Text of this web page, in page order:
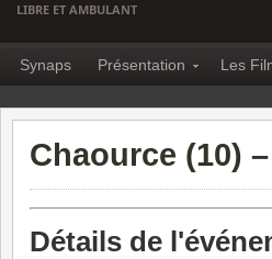
LIBRE ET AMBULANT
Synaps Présentation Les
Chaource (10)
Détails de